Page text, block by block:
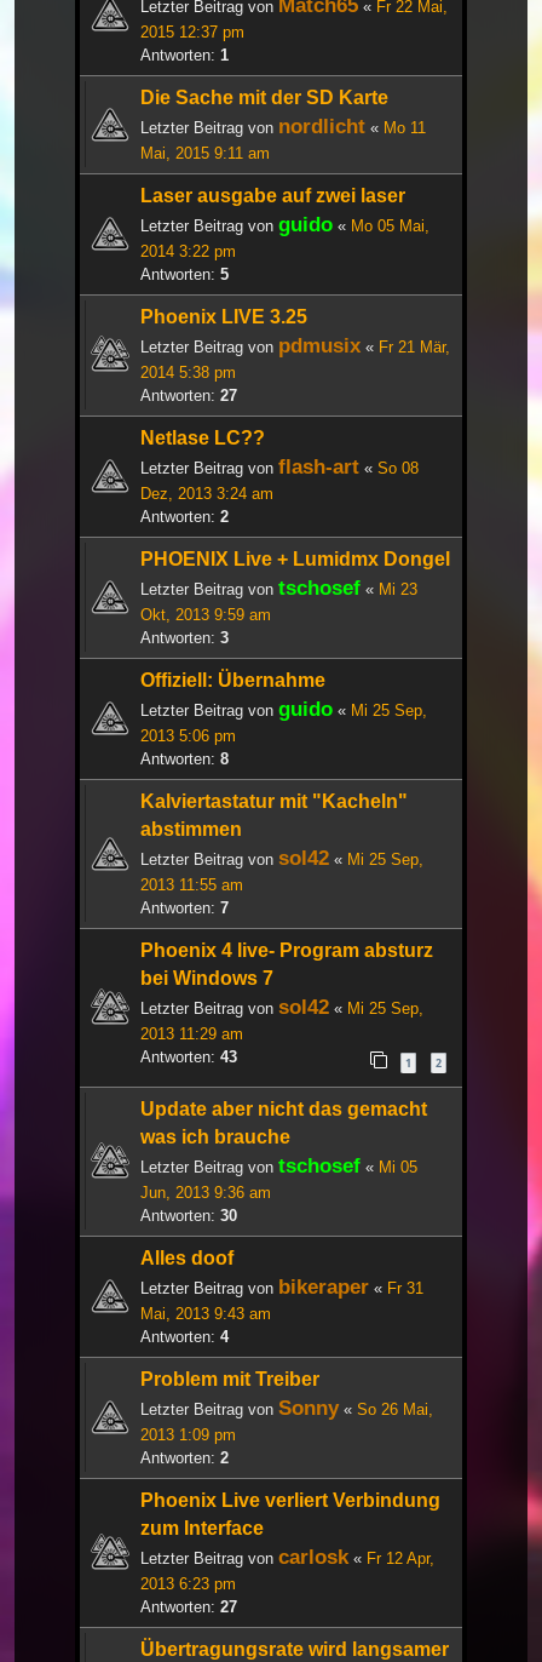
Letzter Beitrag von Match65 « Fr 22 Mai,
2015 12:37 pm
Antworten: 1
Die Sache mit der SD Karte
Letzter Beitrag von nordlicht « Mo 11
Mai, 2015 9:11 am
Laser ausgabe auf zwei laser
Letzter Beitrag von guido « Mo 05 Mai,
2014 3:22 pm
Antworten: 5
Phoenix LIVE 3.25
Letzter Beitrag von pdmusix « Fr 21 Mär,
2014 5:38 pm
Antworten: 27
Netlase LC??
Letzter Beitrag von flash-art « So 08
Dez, 2013 3:24 am
Antworten: 2
PHOENIX Live + Lumidmx Dongel
Letzter Beitrag von tschosef « Mi 23
Okt, 2013 9:59 am
Antworten: 3
Offiziell: Übernahme
Letzter Beitrag von guido « Mi 25 Sep,
2013 5:06 pm
Antworten: 8
Kalviertastatur mit "Kacheln"
abstimmen
Letzter Beitrag von sol42 « Mi 25 Sep,
2013 11:55 am
Antworten: 7
Phoenix 4 live- Program absturz
bei Windows 7
Letzter Beitrag von sol42 « Mi 25 Sep,
2013 11:29 am
Antworten: 43 1 2
Update aber nicht das gemacht
was ich brauche
Letzter Beitrag von tschosef « Mi 05
Jun, 2013 9:36 am
Antworten: 30
Alles doof
Letzter Beitrag von bikeraper « Fr 31
Mai, 2013 9:43 am
Antworten: 4
Problem mit Treiber
Letzter Beitrag von Sonny« So 26 Mai,
2013 1:09 pm
Antworten: 2
Phoenix Live verliert Verbindung
zum Interface
Letzter Beitrag von carlosk« Fr 12 Apr,
2013 6:23 pm
Antworten: 27
Übertragungsrate wird langsamer